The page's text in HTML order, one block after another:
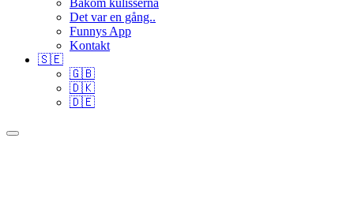
Bakom kulisserna
Det var en gång..
Funnys App
Kontakt
🇸🇪
🇬🇧
🇩🇰
🇩🇪